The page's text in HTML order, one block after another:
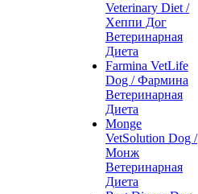
Veterinary Diet /
Хеппи Дог
Ветеринарная
Диета
Farmina VetLife
Dog / Фармина
Ветеринарная
Диета
Monge
VetSolution Dog /
Монж
Ветеринарная
Диета